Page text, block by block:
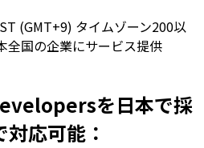
(GMT+9) タイムゾーン200以
全国の企業にサービス提供
を日本で採
応可能：